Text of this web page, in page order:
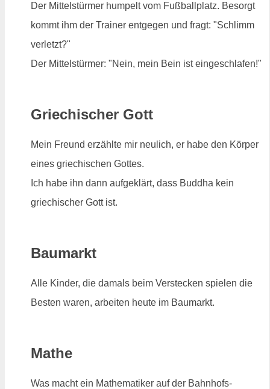
Der Mittelstürmer humpelt vom Fußballplatz. Besorgt
kommt ihm der Trainer entgegen und fragt: "Schlimm
verletzt?"
Der Mittelstürmer: "Nein, mein Bein ist eingeschlafen!"
Griechischer Gott
Mein Freund erzählte mir neulich, er habe den Körper
eines griechischen Gottes.
Ich habe ihn dann aufgeklärt, dass Buddha kein
griechischer Gott ist.
Baumarkt
Alle Kinder, die damals beim Verstecken spielen die
Besten waren, arbeiten heute im Baumarkt.
Mathe
Was macht ein Mathematiker auf der Bahnhofs-